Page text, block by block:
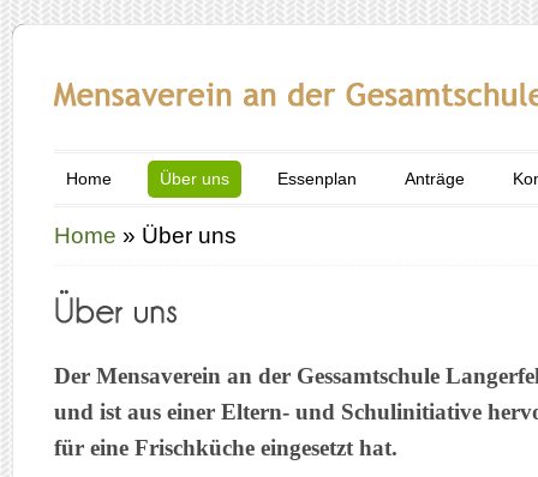
Home Über uns Essenplan Anträge
Home » Über uns
Der Mensaverein an der Gessamtschule
und ist aus einer Eltern- und Schulinitiative
für eine Frischküche eingesetzt hat.